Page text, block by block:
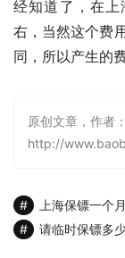
经知道了，在
右，当然这个费
同，所以产生的
原创文章，作者
http://
上海保镖一个
请临时保镖多